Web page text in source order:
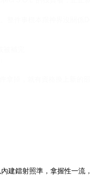
鐳射照準，拿握性一流